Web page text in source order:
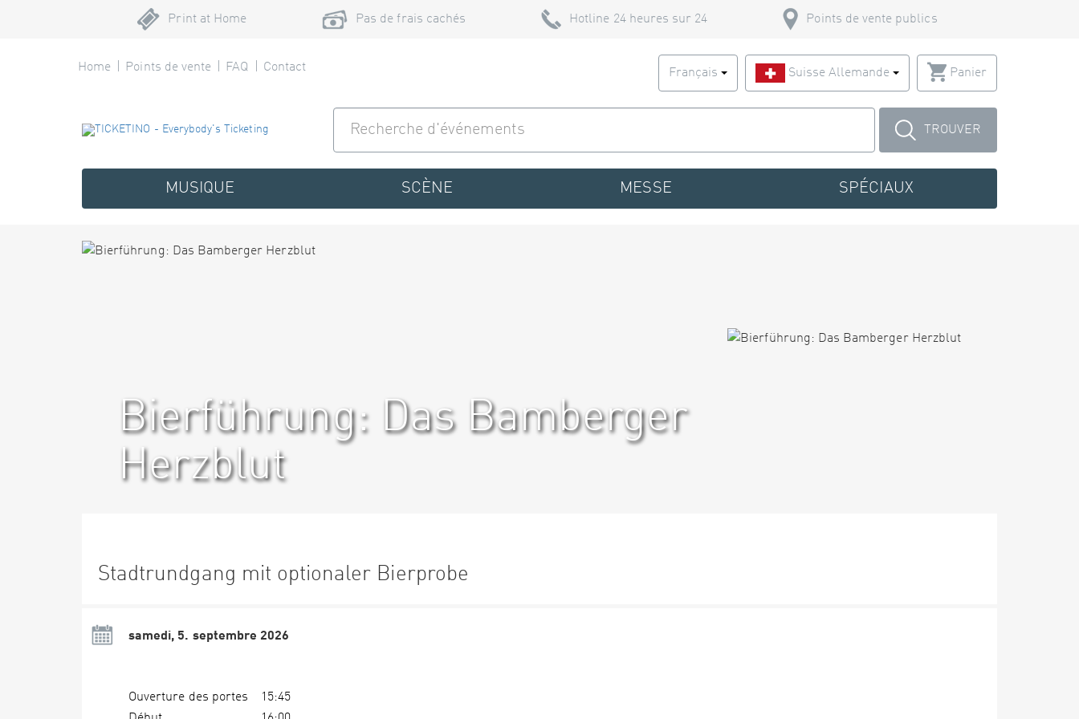
Print at Home Pas de frais cachés Hotline 24 heures sur 24 Points de vente publics
Home Points de vente FAQ Contact Français Suisse Allemande Panier
TROUVER
MUSIQUE SCÈNE MESSE SPÉCIAUX
Bierführung: Das Bamberger
Herzblut
Stadtrundgang mit optionaler Bierprobe
samedi, 5. septembre 2026
Ouverture des portes
15:45